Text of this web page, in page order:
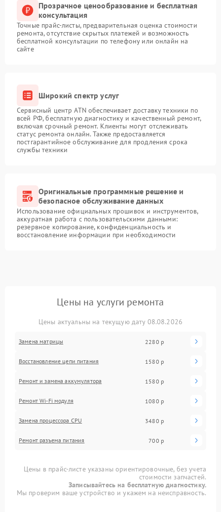
Прозрачное ценообразование и бесплатная
консультация
Точные прайс-листы, предварительная оценка стоимости
ремонта, отсутствие скрытых платежей и возможность
бесплатной консультации по телефону или онлайн на
сайте
Широкий спектр услуг
Сервисный центр ATN обеспечивает доставку техники по
всей РФ, бесплатную диагностику и качественный ремонт,
включая срочный ремонт. Клиенты могут отслеживать
статус ремонта онлайн. Также предоставляется
постгарантийное обслуживание для продления срока
службы техники
Оригинальные программные решение и
безопасное обслуживание данных
Использование официальных прошивок и инструментов,
аккуратная работа с пользовательскими данными:
резервное копирование, конфиденциальность и
восстановление информации при необходимости
Цены на услуги ремонта
Цены актуальны на текущую дату 08.08.2026
Замена матрицы 2280 р
Восстановление цепи питания 1580 р
Ремонт и замена аккумулятора 1580 р
Ремонт Wi-Fi модуля 1080 р
Замена процессора CPU 3480 р
Ремонт разъема питания 700 р
Цены в прайс-листе указаны ориентировочные, без учета
стоимости запчастей.
Записывайтесь на бесплатную диагностику.
Мы проверим ваше устройство и укажем на неисправность.